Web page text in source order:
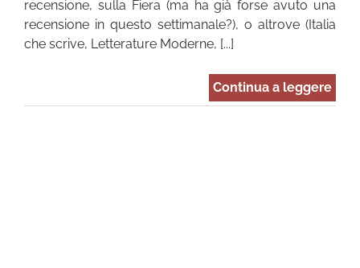
recensione, sulla Fiera (ma ha già forse avuto una
recensione in questo settimanale?), o altrove (Italia
che scrive, Letterature Moderne, [...]
Continua a leggere